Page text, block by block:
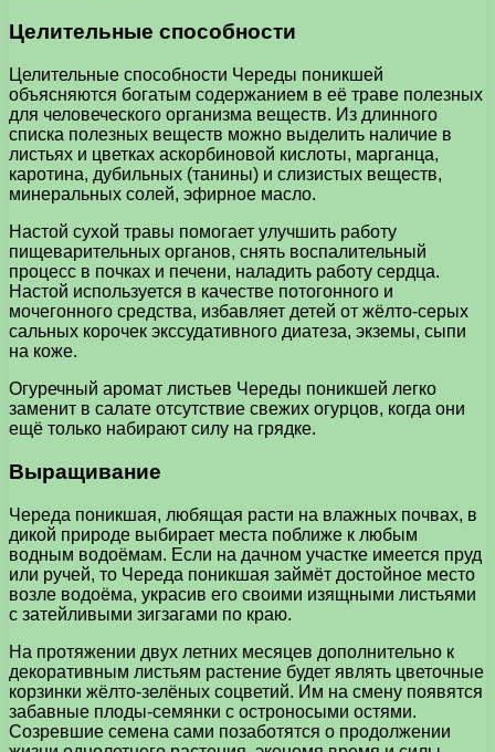
Целительные способности
Целительные способности Череды поникшей
объясняются богатым содержанием в её траве полезных
для человеческого организма веществ. Из длинного
списка полезных веществ можно выделить наличие в
листьях и цветках аскорбиновой кислоты, марганца,
каротина, дубильных (танины) и слизистых веществ,
минеральных солей, эфирное масло.
Настой сухой травы помогает улучшить работу
пищеварительных органов, снять воспалительный
процесс в почках и печени, наладить работу сердца.
Настой используется в качестве потогонного и
мочегонного средства, избавляет детей от жёлто-серых
сальных корочек экссудативного диатеза, экземы, сыпи
на коже.
Огуречный аромат листьев Череды поникшей легко
заменит в салате отсутствие свежих огурцов, когда они
ещё только набирают силу на грядке.
Выращивание
Череда поникшая, любящая расти на влажных почвах, в
дикой природе выбирает места поближе к любым
водным водоёмам. Если на дачном участке имеется пруд
или ручей, то Череда поникшая займёт достойное место
возле водоёма, украсив его своими изящными листьями
с затейливыми зигзагами по краю.
На протяжении двух летних месяцев дополнительно к
декоративным листьям растение будет являть цветочные
корзинки жёлто-зелёных соцветий. Им на смену появятся
забавные плоды-семянки с остроносыми остями.
Созревшие семена сами позаботятся о продолжении